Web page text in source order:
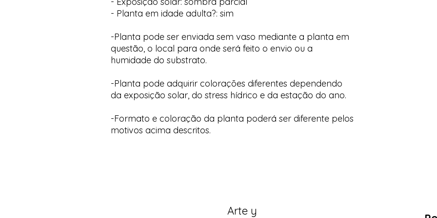
- Planta em idade adulta?: sim
-Planta pode ser enviada sem vaso mediante a planta em
questão, o local para onde será feito o envio ou a
humidade do substrato.
-Planta pode adquirir colorações diferentes dependendo
da exposição solar, do stress hídrico e da estação do ano.
-Formato e coloração da planta poderá ser diferente pelos
motivos acima descritos.
Arte y